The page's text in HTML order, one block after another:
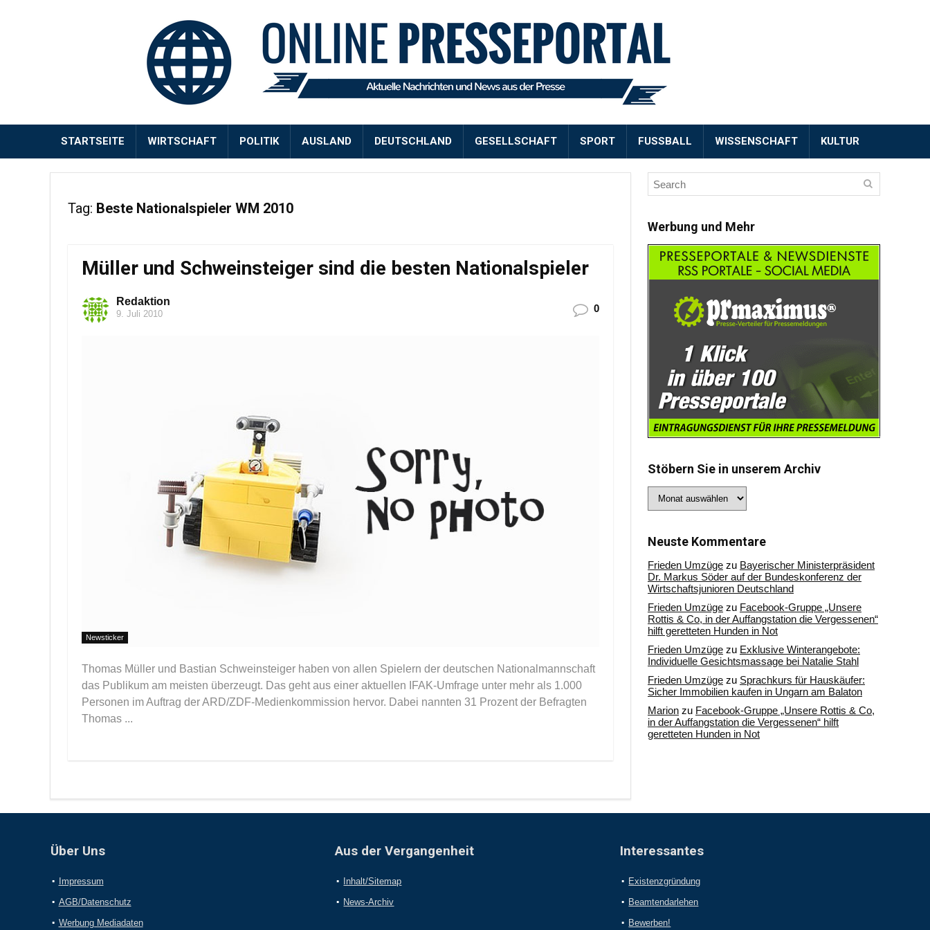
STARTSEITE WIRTSCHAFT POLITIK AUSLAND DEUTSCHLAND GESELLSCHAFT SPORT FUSSBALL WISSENSCHAFT KULTUR
Tag: Beste Nationalspieler WM 2010
Müller und Schweinsteiger sind die besten Nationalspieler
Redaktion
9. Juli 2010 0
Newsticker
Thomas Müller und Bastian Schweinsteiger haben von allen Spielern der deutschen Nationalmannschaft
das Publikum am meisten überzeugt. Das geht aus einer aktuellen IFAK-Umfrage unter mehr als 1.000
Personen im Auftrag der ARD/ZDF-Medienkommission hervor. Dabei nannten 31 Prozent der Befragten
Thomas ...
Werbung und Mehr
Stöbern Sie in unserem Archiv
Sie
Archiv
Neuste Kommentare
Frieden Umzüge zu Bayerischer Ministerpräsident
Dr. Markus Söder auf der Bundeskonferenz der
Wirtschaftsjunioren Deutschland
Frieden Umzüge zu Facebook-Gruppe „Unsere
Rottis & Co, in der Auffangstation die Vergessenen“
hilft geretteten Hunden in Not
Frieden Umzüge zu Exklusive Winterangebote:
Individuelle Gesichtsmassage bei Natalie Stahl
Frieden Umzüge zu Sprachkurs für Hauskäufer:
Sicher Immobilien kaufen in Ungarn am Balaton
Marion zu Facebook-Gruppe „Unsere Rottis & Co,
in der Auffangstation die Vergessenen“ hilft
geretteten Hunden in Not
Über Uns
Impressum
AGB/Datenschutz
Werbung Mediadaten
Aus der Vergangenheit
Inhalt/Sitemap
News-Archiv
Interessantes
Existenzgründung
Beamtendarlehen
Bewerben!